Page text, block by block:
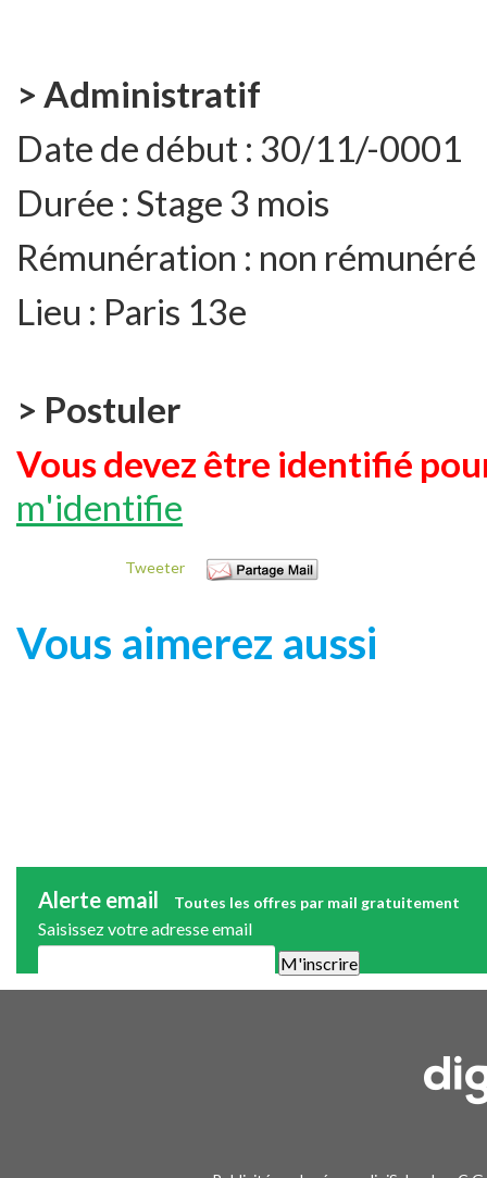
> Administratif
Date de début : 30/11/-0001
Durée : Stage 3 mois
Rémunération : non rémunéré
Lieu : Paris 13e
> Postuler
Vous devez être identifié
m'identifie
Tweeter
Vous aimerez aussi
Alerte email Toutes les offres par mail gratuitement
Saisissez votre adresse email